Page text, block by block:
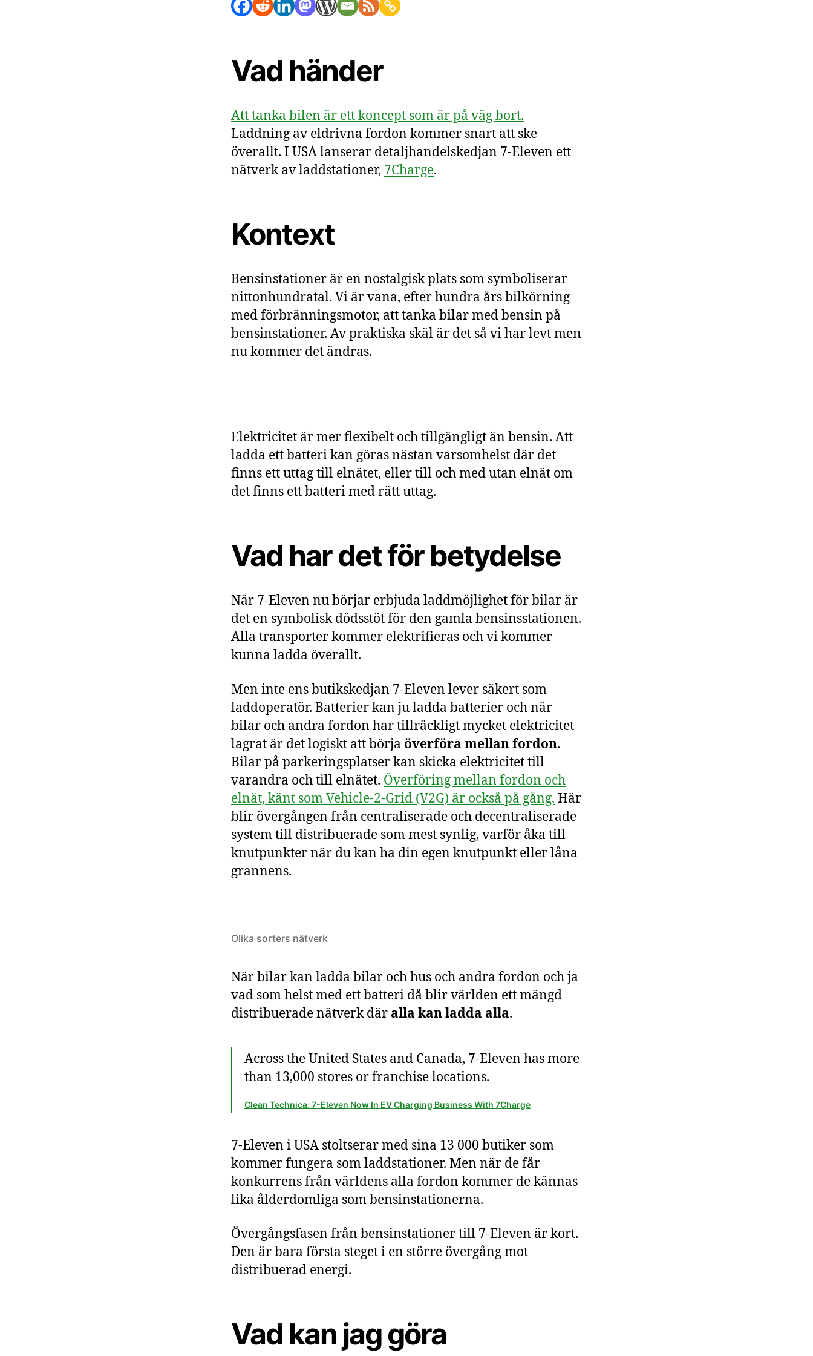
Vad händer
Att tanka bilen är ett koncept som är på väg bort.
Laddning av eldrivna fordon kommer snart att ske
överallt. I USA lanserar detaljhandelskedjan 7-Eleven ett
nätverk av laddstationer, 7Charge.
Kontext
Bensinstationer är en nostalgisk plats som symboliserar
nittonhundratal. Vi är vana, efter hundra års bilkörning
med förbränningsmotor, att tanka bilar med bensin på
bensinstationer. Av praktiska skäl är det så vi har levt men
nu kommer det ändras.
Elektricitet är mer flexibelt och tillgängligt än bensin. Att
ladda ett batteri kan göras nästan varsomhelst där det
finns ett uttag till elnätet, eller till och med utan elnät om
det finns ett batteri med rätt uttag.
Vad har det för betydelse
När 7-Eleven nu börjar erbjuda laddmöjlighet för bilar är
det en symbolisk dödsstöt för den gamla bensinsstationen.
Alla transporter kommer elektrifieras och vi kommer
kunna ladda överallt.
Men inte ens butikskedjan 7-Eleven lever säkert som
laddoperatör. Batterier kan ju ladda batterier och när
bilar och andra fordon har tillräckligt mycket elektricitet
lagrat är det logiskt att börja överföra mellan fordon.
Bilar på parkeringsplatser kan skicka elektricitet till
varandra och till elnätet. Överföring mellan fordon och
elnät, känt som Vehicle-2-Grid (V2G) är också på gång. Här
blir övergången från centraliserade och decentraliserade
system till distribuerade som mest synlig, varför åka till
knutpunkter när du kan ha din egen knutpunkt eller låna
grannens.
Olika sorters nätverk
När bilar kan ladda bilar och hus och andra fordon och ja
vad som helst med ett batteri då blir världen ett mängd
distribuerade nätverk där alla kan ladda alla.
Across the United States and Canada, 7-Eleven has more
than 13,000 stores or franchise locations.
Clean Technica: 7-Eleven Now In EV Charging Business With 7Charge
7-Eleven i USA stoltserar med sina 13 000 butiker som
kommer fungera som laddstationer. Men när de får
konkurrens från världens alla fordon kommer de kännas
lika ålderdomliga som bensinstationerna.
Övergångsfasen från bensinstationer till 7-Eleven är kort.
Den är bara första steget i en större övergång mot
distribuerad energi.
Vad kan jag göra